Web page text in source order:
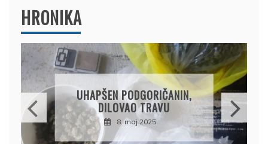
HRONIKA
DRŽAVLJANIN RUSIJE
OSUMNJIČEN DA JE
PRODAO TUĐI BMW,
DRŽAVU NAPUSTIO
BRODOM
12. februar 2025.